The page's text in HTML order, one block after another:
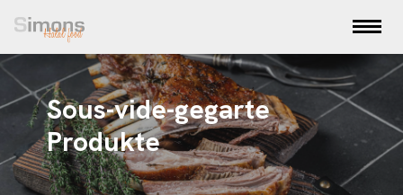
Sous-vide-gegarte
Produkte